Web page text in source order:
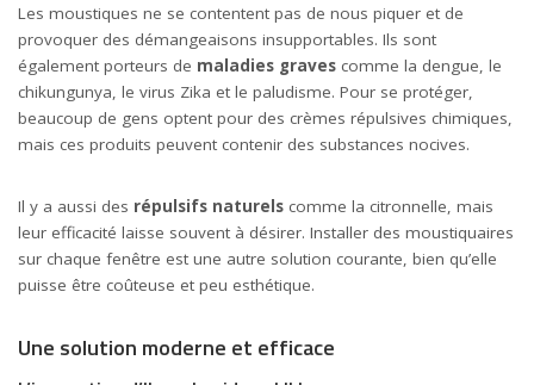
Les moustiques ne se contentent pas de nous piquer et de
provoquer des démangeaisons insupportables. Ils sont
également porteurs de maladies graves comme la dengue, le
chikungunya, le virus Zika et le paludisme. Pour se protéger,
beaucoup de gens optent pour des crèmes répulsives chimiques,
mais ces produits peuvent contenir des substances nocives.
Il y a aussi des répulsifs naturels comme la citronnelle, mais
leur efficacité laisse souvent à désirer. Installer des moustiquaires
sur chaque fenêtre est une autre solution courante, bien qu’elle
puisse être coûteuse et peu esthétique.
Une solution moderne et efficace